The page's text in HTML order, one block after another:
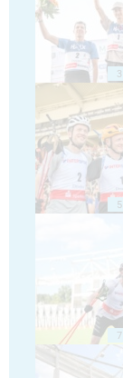
3
5
7